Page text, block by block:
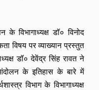
विभागाध्यक्ष डॉ० विनोद
विषय पर व्याख्यान प्रस्तुत
डॉ० देवेंद्र सिंह रावत ने
के इतिहास के बारे में
विभाग के विभागाध्यक्ष